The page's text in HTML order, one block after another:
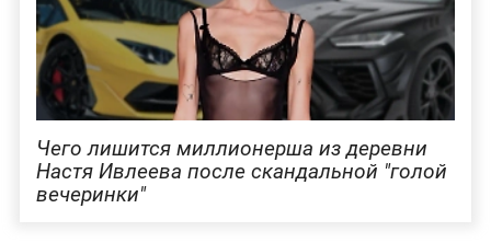
Чего лишится миллионерша из деревни
Настя Ивлеева после скандальной "голой
вечеринки"